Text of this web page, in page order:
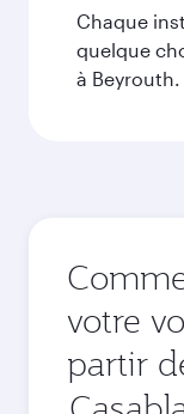
Chaque
quelque
à Beyrouth.
votre
partir
Ville